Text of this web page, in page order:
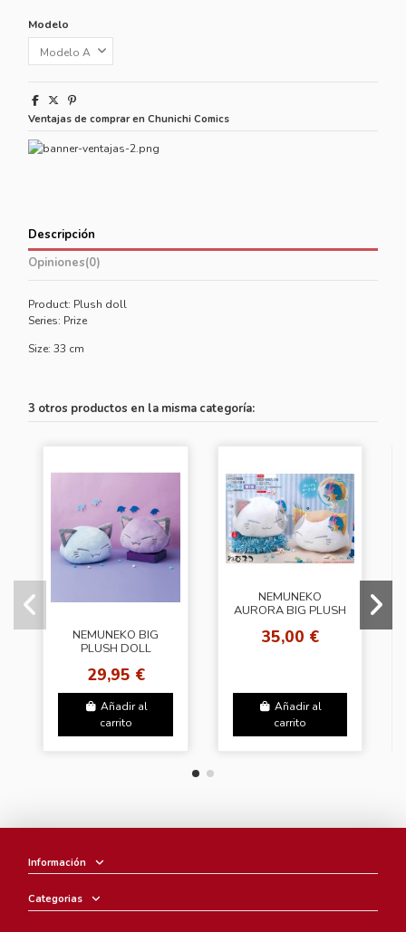
Modelo
Ventajas de comprar en Chunichi Comics
Descripción
Opiniones(0)
Product: Plush doll
Series: Prize
Size: 33 cm
3 otros productos en la misma categoría:
NEMUNEKO BIG
PLUSH DOLL
29,95 €
Añadir al
carrito
NEMUNEKO
AURORA BIG PLUSH
35,00 €
Añadir al
carrito
Información
Categorias